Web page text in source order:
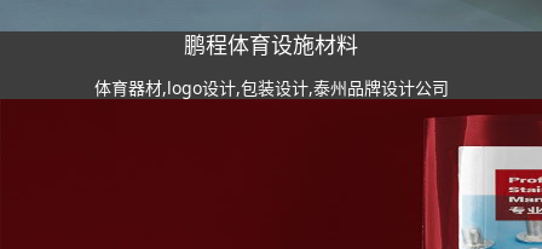
鹏程体育设施材料
体育器材,logo设计,包装设计,泰州品牌设计公司